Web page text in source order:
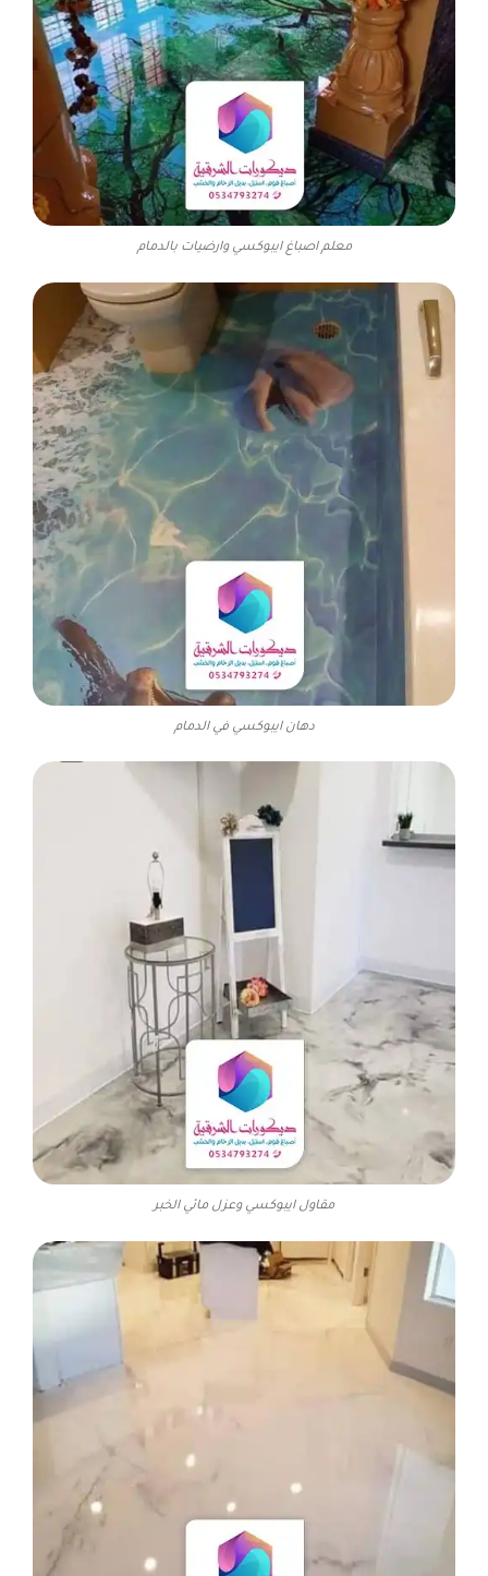
معلم اصباغ ايبوكسي وارضيات بالدمام
دهان ايبوكسي في الدمام
مقاول ايبوكسي وعزل مائي الخبر